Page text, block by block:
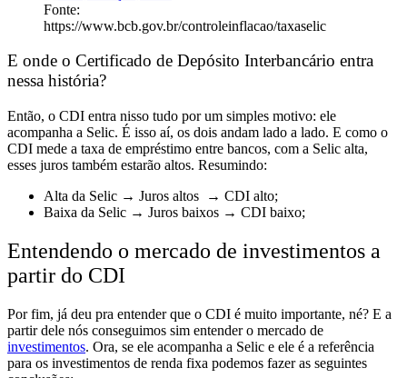
Fonte:
https://www.bcb.gov.br/controleinflacao/taxaselic
E onde o Certificado de Depósito Interbancário entra
nessa história?
Então, o CDI entra nisso tudo por um simples motivo: ele
acompanha a Selic. É isso aí, os dois andam lado a lado. E como o
CDI mede a taxa de empréstimo entre bancos, com a Selic alta,
esses juros também estarão altos. Resumindo:
Alta da Selic → Juros altos → CDI alto;
Baixa da Selic → Juros baixos → CDI baixo;
Entendendo o mercado de investimentos a
partir do CDI
Por fim, já deu pra entender que o CDI é muito importante, né? E a
partir dele nós conseguimos sim entender o mercado de
investimentos. Ora, se ele acompanha a Selic e ele é a referência
para os investimentos de renda fixa podemos fazer as seguintes